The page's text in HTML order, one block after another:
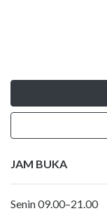
JAM BUKA
Senin 09.00–21.00